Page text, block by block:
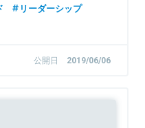
リーダーシップ
公開日 2019/06/06